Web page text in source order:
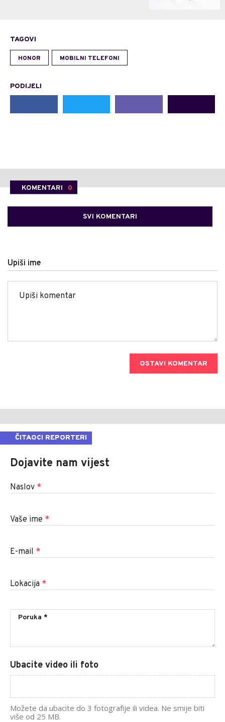
TAGOVI
HONOR MOBILNI TELEFONI
PODIJELI
KOMENTARI 0
SVI KOMENTARI
Upiši ime
OSTAVI KOMENTAR
ČITAOCI REPORTERI
Dojavite nam vijest
Naslov *
Vaše ime *
E-mail *
Lokacija *
Ubacite video ili foto
Možete da ubacite do 3 fotografije ili videa. Ne smije biti
više od 25 MB.